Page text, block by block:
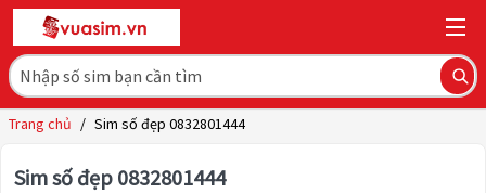
Trang chủ / Sim số đẹp 0832801444
Sim số đẹp 0832801444